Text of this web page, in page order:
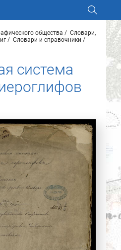
Найти
общества
Словари,
Словари и справочники
система